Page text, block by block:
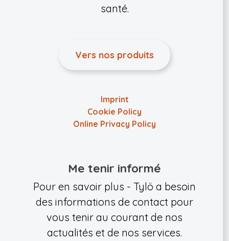
santé.
Vers nos produits
Imprint
Cookie Policy
Online Privacy Policy
Me tenir informé
Pour en savoir plus - Tylö a besoin
des informations de contact pour
vous tenir au courant de nos
actualités et de nos services.